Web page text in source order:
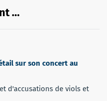
…
sur son concert au
d'accusations de viols et